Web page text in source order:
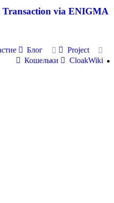
Transaction via ENIGMA
Блог
Project
Кошельки
CloakWiki